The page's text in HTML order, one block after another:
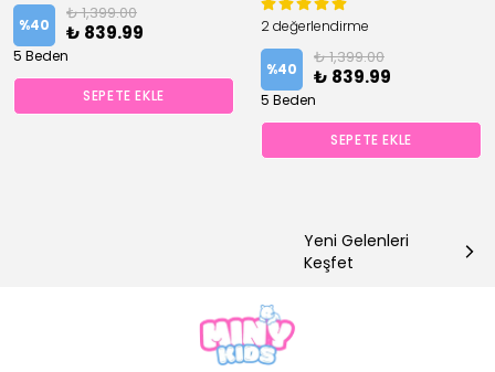
%40
₺ 1,399.00
₺ 839.99
5 Beden
SEPETE EKLE
2 değerlendirme
%40
₺ 1,399.00
₺ 839.99
5 Beden
SEPETE EKLE
Yeni Gelenleri
Keşfet